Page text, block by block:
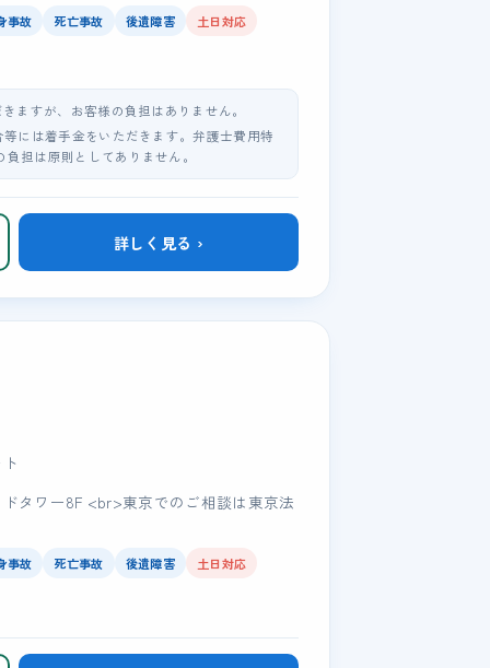
事故 死亡事故 後遺障害 土日対応
ますが、お客様の負担はありません。
には着手金をいただきます。弁護士費用特
担は原則としてありません。
詳しく見る ›
タワー8F <br>東京でのご相談は東京法
事故 死亡事故 後遺障害 土日対応